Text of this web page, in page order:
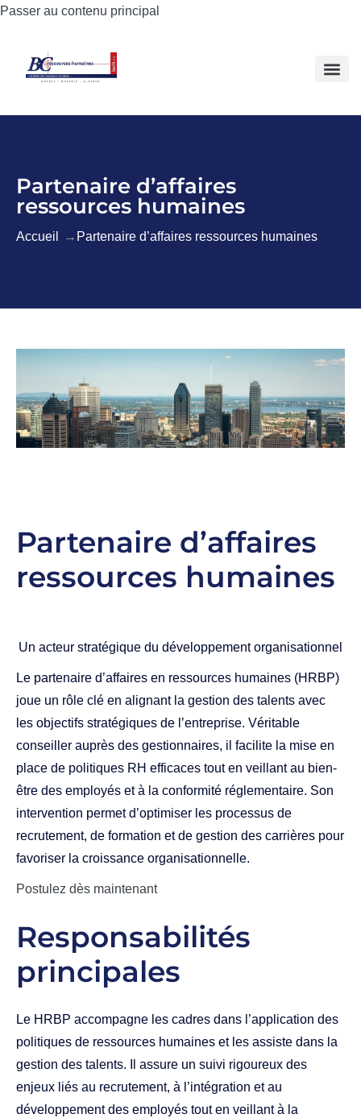
Passer au contenu principal
Partenaire d’affaires
ressources humaines
Accueil Partenaire d’affaires ressources humaines
Partenaire d’affaires
ressources humaines
Un acteur stratégique du développement organisationnel
Le partenaire d’affaires en ressources humaines (HRBP)
joue un rôle clé en alignant la gestion des talents avec
les objectifs stratégiques de l’entreprise. Véritable
conseiller auprès des gestionnaires, il facilite la mise en
place de politiques RH efficaces tout en veillant au bien-
être des employés et à la conformité réglementaire. Son
intervention permet d’optimiser les processus de
recrutement, de formation et de gestion des carrières pour
favoriser la croissance organisationnelle.
Postulez dès maintenant
Responsabilités
principales
Le HRBP accompagne les cadres dans l’application des
politiques de ressources humaines et les assiste dans la
gestion des talents. Il assure un suivi rigoureux des
enjeux liés au recrutement, à l’intégration et au
développement des employés tout en veillant à la